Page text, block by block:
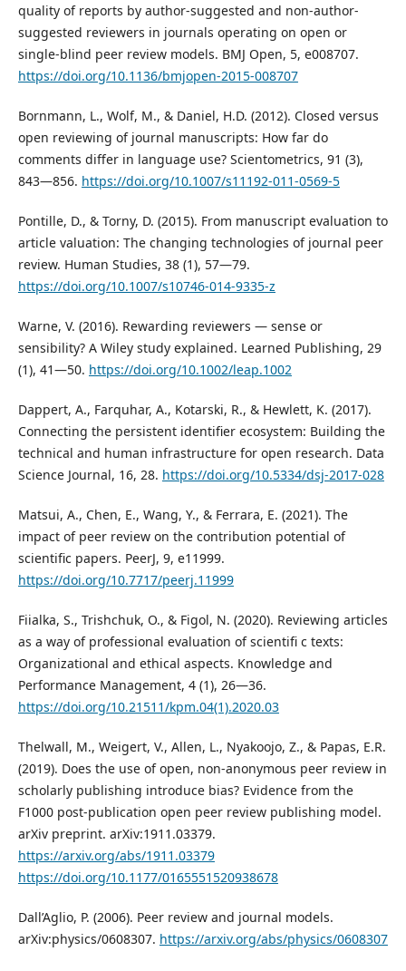
quality of reports by author-suggested and non-author-
suggested reviewers in journals operating on open or
single-blind peer review models. BMJ Open, 5, e008707.
https://doi.org/10.1136/bmjopen-2015-008707
Bornmann, L., Wolf, M., & Daniel, H.D. (2012). Closed versus
open reviewing of journal manuscripts: How far do
comments differ in language use? Scientometrics, 91 (3),
843—856. https://doi.org/10.1007/s11192-011-0569-5
Pontille, D., & Torny, D. (2015). From manuscript evaluation to
article valuation: The changing technologies of journal peer
review. Human Studies, 38 (1), 57—79.
https://doi.org/10.1007/s10746-014-9335-z
Warne, V. (2016). Rewarding reviewers — sense or
sensibility? A Wiley study explained. Learned Publishing, 29
(1), 41—50. https://doi.org/10.1002/leap.1002
Dappert, A., Farquhar, A., Kotarski, R., & Hewlett, K. (2017).
Connecting the persistent identifier ecosystem: Building the
technical and human infrastructure for open research. Data
Science Journal, 16, 28. https://doi.org/10.5334/dsj-2017-028
Matsui, A., Chen, E., Wang, Y., & Ferrara, E. (2021). The
impact of peer review on the contribution potential of
scientific papers. PeerJ, 9, e11999.
https://doi.org/10.7717/peerj.11999
Fiialka, S., Trishchuk, O., & Figol, N. (2020). Reviewing articles
as a way of professional evaluation of scientifi c texts:
Organizational and ethical aspects. Knowledge and
Performance Management, 4 (1), 26—36.
https://doi.org/10.21511/kpm.04(1).2020.03
Thelwall, M., Weigert, V., Allen, L., Nyakoojo, Z., & Papas, E.R.
(2019). Does the use of open, non-anonymous peer review in
scholarly publishing introduce bias? Evidence from the
F1000 post-publication open peer review publishing model.
arXiv preprint. arXiv:1911.03379.
https://arxiv.org/abs/1911.03379
https://doi.org/10.1177/0165551520938678
Dall’Aglio, P. (2006). Peer review and journal models.
arXiv:physics/0608307. https://arxiv.org/abs/physics/0608307